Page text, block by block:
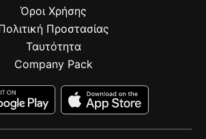
Όροι Χρήσης
Προστασίας
Ταυτότητα
Company Pack